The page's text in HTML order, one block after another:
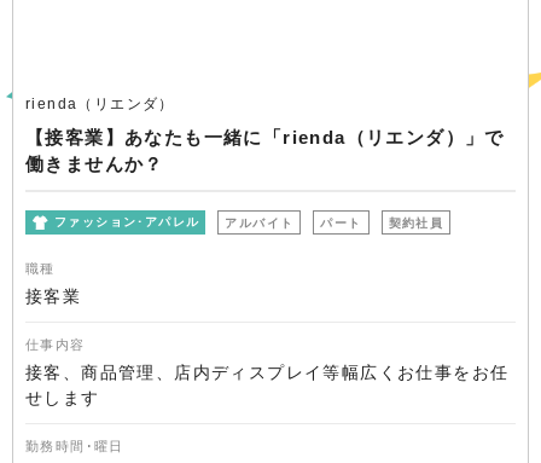
rienda（リエンダ）
【接客業】あなたも一緒に「rienda（リエンダ）」で
働きませんか？
ファッション･アパレル アルバイト パート 契約社員
職種
接客業
仕事内容
接客、商品管理、店内ディスプレイ等幅広くお仕事をお任
せします
勤務時間･曜日